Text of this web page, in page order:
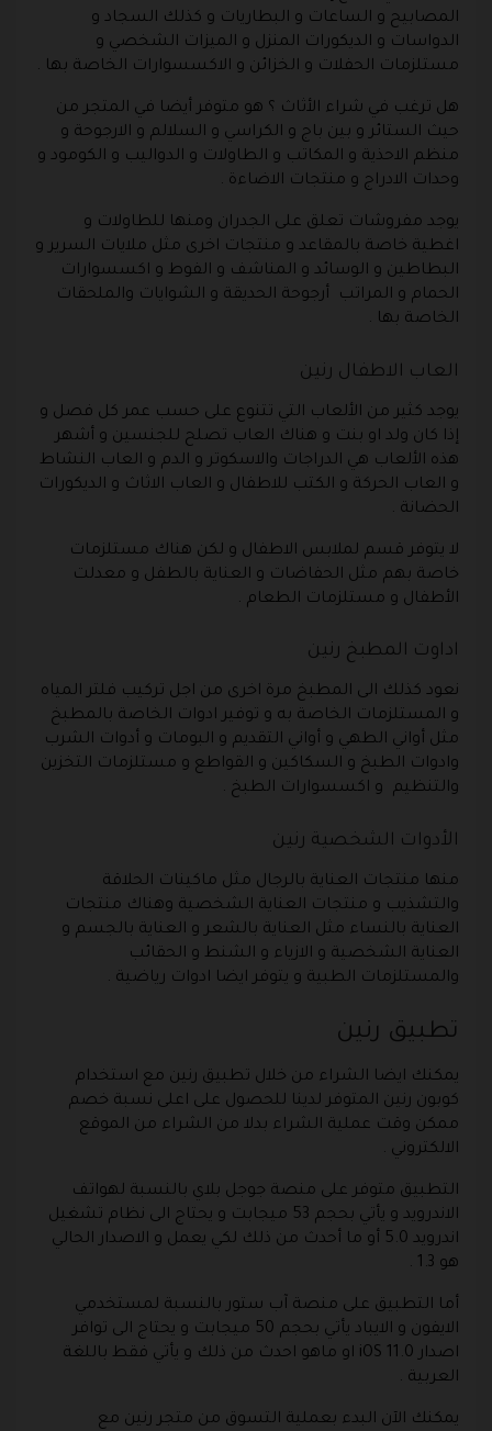
المصابيح و الساعات و البطاريات و كذلك السجاد و
الدواسات و الديكورات المنزل و الميزات الشخصي و
مستلزمات الحفلات و الخزائن و الاكسسوارات الخاصة بها .
هل ترغب في شراء الأثاث ؟ هو متوفر أيضا في المتجر من
حيث الستائر و بين باج و الكراسي و السلالم و الارجوحة و
منظم الاحذية و المكاتب و الطاولات و الدواليب و الكومود و
وحدات الادراج و منتجات الاضاءة .
يوجد مفروشات تعلق على الجدران ومنها للطاولات و
اغطية خاصة بالمقاعد و منتجات اخرى مثل ملايات السرير و
البطاطين و الوسائد و المناشف و الفوط و اكسسوارات
الحمام و المراتب أرجوحة الحديقة و الشوايات والملحقات
الخاصة بها .
العاب الاطفال رنين
يوجد كثير من الألعاب التي تتنوع على حسب عمر كل فصل و
إذا كان ولد او بنت و هناك العاب تصلح للجنسين و أشهر
هذه الألعاب هي الدراجات والاسكوتر و الدم و العاب النشاط
و العاب الحركة و الكتب للاطفال و العاب الاثاث و الديكورات
الحضانة .
لا يتوفر قسم لملابس الاطفال و لكن هناك مستلزمات
خاصة بهم مثل الحفاضات و العناية بالطفل و معدلت
الأطفال و مستلزمات الطعام .
اداوت المطبخ رنين
نعود كذلك الى المطبخ مرة اخرى من اجل تركيب فلتر المياه
و المستلزمات الخاصة به و توفير ادوات الخاصة بالمطبخ
مثل أواني الطهي و أواني التقديم و البومات و أدوات الشرب
وادوات الطبخ و السكاكين و القواطع و مستلزمات التخزين
والتنظيم و اكسسوارات الطبخ .
الأدوات الشخصية رنين
منها منتجات العناية بالرجال مثل ماكينات الحلاقة
والتشذيب و منتجات العناية الشخصية وهناك منتجات
العناية بالنساء مثل العناية بالشعر و العناية بالجسم و
العناية الشخصية و الازياء و الشنط و الحقائب
والمستلزمات الطبية و يتوفر ايضا ادوات رياضية .
تطبيق رنين
يمكنك ايضا الشراء من خلال تطبيق رنين مع استخدام
كوبون رنين المتوفر لدينا للحصول على اعلى نسبة خصم
ممكن وقت عملية الشراء بدلا من الشراء من الموقع
الالكتروني .
التطبيق متوفر على منصة جوجل بلاي بالنسبة لهواتف
الاندرويد و يأتي بحجم 53 ميجابت و يحتاج الى نظام تشغيل
اندرويد 5.0 أو ما أحدث من ذلك لكي يعمل و الاصدار الحالي
هو 1.3 .
أما التطبيق على منصة آب ستور بالنسبة لمستخدمي
الايفون و الايباد يأتي بحجم 50 ميجابت و يحتاج الى توافر
اصدار iOS 11.0 او ماهو احدث من ذلك و يأتي فقط باللغة
العربية .
يمكنك الآن البدء بعملية التسوق من متجر رنين مع